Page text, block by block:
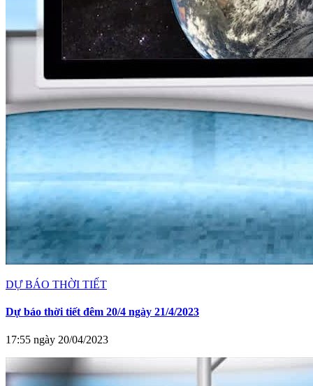
DỰ BÁO THỜI TIẾT
Dự báo thời tiết đêm 20/4 ngày 21/4/2023
17:55 ngày 20/04/2023